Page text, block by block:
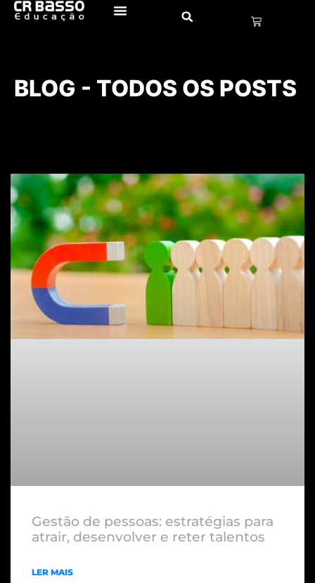
BLOG - TODOS OS POSTS
Gestão de pessoas: estratégias para
atrair, desenvolver e reter talentos
LER MAIS